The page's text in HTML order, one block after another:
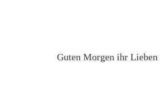
Guten Morgen ihr Lieben